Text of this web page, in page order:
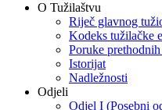
O Tužilaštvu
Riječ glavnog
Kodeks tužilačke
Poruke
Istorijat
Nadležnosti
Odjeli
Odjel I (Posebni